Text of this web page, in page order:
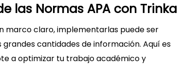
las Normas APA con Trinka
marco claro, implementarlas puede ser
cantidades de información. Aquí es
a optimizar tu trabajo académico y